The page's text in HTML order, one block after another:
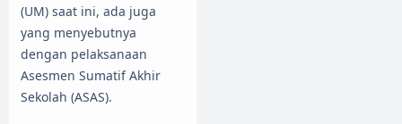
(UM) saat ini, ada juga
yang menyebutnya
dengan pelaksanaan
Asesmen Sumatif Akhir
Sekolah (ASAS).